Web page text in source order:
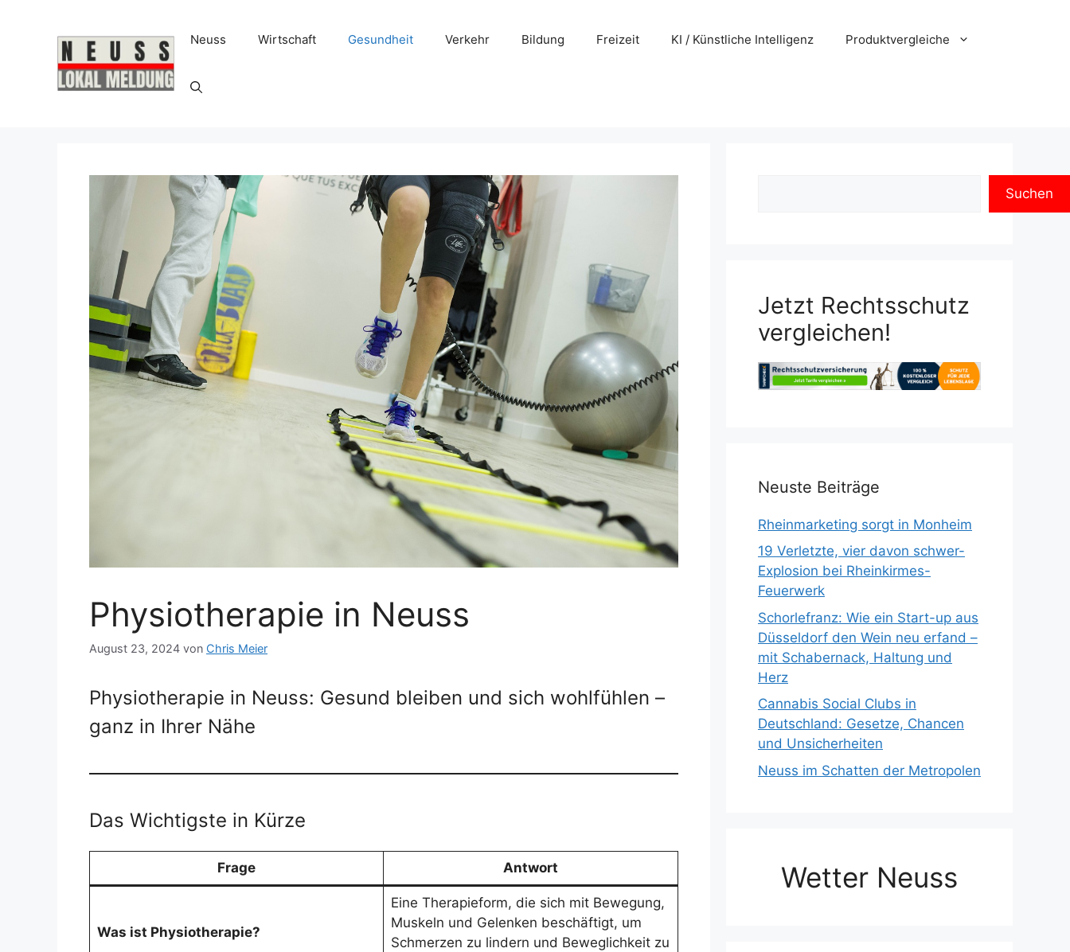
Neuss Wirtschaft Gesundheit Verkehr Bildung Freizeit KI / Künstliche Intelligenz Produktvergleiche
Physiotherapie in Neuss
August 23, 2024 von Chris Meier
Physiotherapie in Neuss: Gesund bleiben und sich wohlfühlen –
ganz in Ihrer Nähe
Das Wichtigste in Kürze
Frage Antwort
Was ist Physiotherapie?
Eine Therapieform, die sich mit Bewegung,
Muskeln und Gelenken beschäftigt, um
Schmerzen zu lindern und Beweglichkeit zu
Suchen
Jetzt Rechtsschutz
vergleichen!
Neuste Beiträge
Rheinmarketing sorgt in Monheim
19 Verletzte, vier davon schwer-
Explosion bei Rheinkirmes-
Feuerwerk
Schorlefranz: Wie ein Start-up aus
Düsseldorf den Wein neu erfand –
mit Schabernack, Haltung und
Herz
Cannabis Social Clubs in
Deutschland: Gesetze, Chancen
und Unsicherheiten
Neuss im Schatten der Metropolen
Wetter Neuss